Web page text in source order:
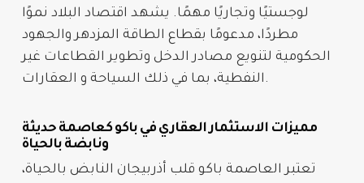
لوجستيًا وتجاريًا مهمًا. يشهد اقتصاد البلاد نموًا
مطردًا، مدعومًا بقطاع الطاقة المزدهر والجهود
الحكومية لتنويع مصادر الدخل وتطوير القطاعات غير
النفطية، بما في ذلك السياحة و العقارات .
مميزات الاستثمار العقاري في باكو كعاصمة حديثة
ونابضة بالحياة
تعتبر العاصمة باكو قلب أذربيجان النابض بالحياة،